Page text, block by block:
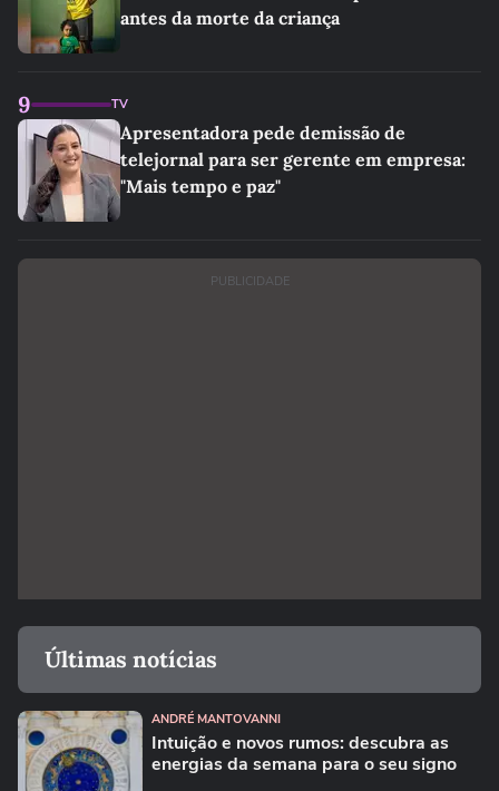
antes da morte da criança
9 TV
Apresentadora pede demissão de
telejornal para ser gerente em empresa:
"Mais tempo e paz"
PUBLICIDADE
Últimas notícias
ANDRÉ MANTOVANNI
Intuição e novos rumos: descubra as
energias da semana para o seu signo